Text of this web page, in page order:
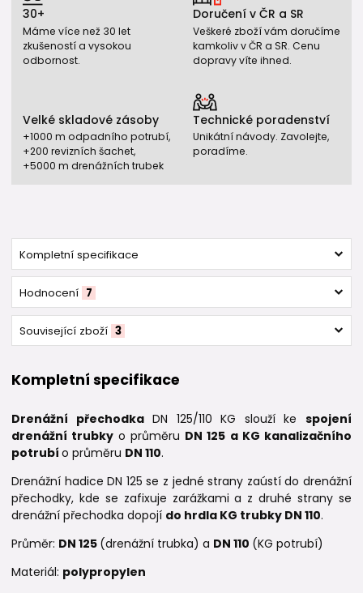
30+
Máme více než 30 let
zkušeností a vysokou
odbornost.
Doručení v ČR a SR
Veškeré zboží vám doručíme
kamkoliv v ČR a SR. Cenu
dopravy víte ihned.
Velké skladové zásoby
+1000 m odpadního potrubí,
+200 revizních šachet,
+5000 m drenážních trubek
Technické poradenství
Unikátní návody. Zavolejte,
poradíme.
Kompletní specifikace
Hodnocení 7
Související zboží 3
Kompletní specifikace
Drenážní přechodkaDN 125/110 KG slouží kespojení
drenážní trubky o průměru DN 125 aKG kanalizačního
potrubí o průměru DN 110.
Drenážní hadice DN 125 se z jedné strany zaústí do drenážní
přechodky, kde se zafixuje zarážkami a z druhé strany se
drenážní přechodka dopojí do hrdla KG trubky DN 110.
Průměr: DN 125 (drenážní trubka) a DN 110 (KG potrubí)
Materiál: polypropylen